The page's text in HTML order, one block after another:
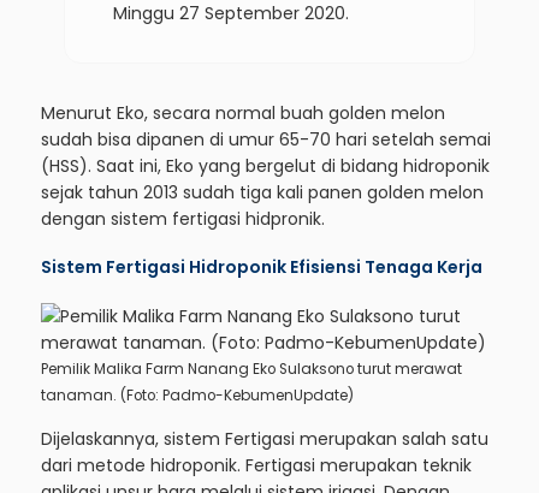
Minggu 27 September 2020.
Menurut Eko, secara normal buah golden melon
sudah bisa dipanen di umur 65-70 hari setelah semai
(HSS). Saat ini, Eko yang bergelut di bidang hidroponik
sejak tahun 2013 sudah tiga kali panen golden melon
dengan sistem fertigasi hidpronik.
Sistem Fertigasi Hidroponik Efisiensi Tenaga Kerja
Pemilik Malika Farm Nanang Eko Sulaksono turut merawat
tanaman. (Foto: Padmo-KebumenUpdate)
Dijelaskannya, sistem Fertigasi merupakan salah satu
dari metode hidroponik. Fertigasi merupakan teknik